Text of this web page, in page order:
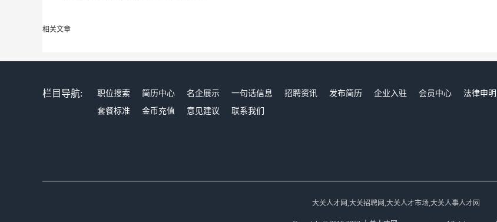
相关文章
栏目导航: 职位搜索 简历中心 名企展示 一句话信息 招聘资讯 发布简历 企业入驻 会员中心
法律申明
套餐标准
金币充值 意见建议 联系我们
大关人才网,大关招聘网,大关人才市场,大关人事人才网